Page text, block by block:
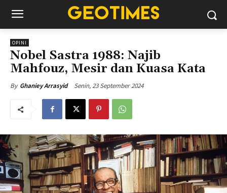
OPINI
Nobel Sastra 1988: Najib
Mahfouz, Mesir dan Kuasa Kata
By Ghaniey Arrasyid Senin, 23 September 2024